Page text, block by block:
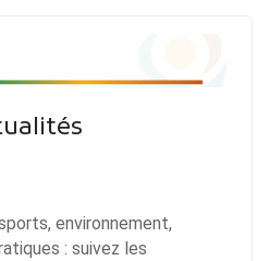
environnement,
: suivez les